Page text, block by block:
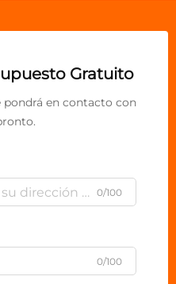
Gratuito
pondrá en contacto con
0/100
0/100